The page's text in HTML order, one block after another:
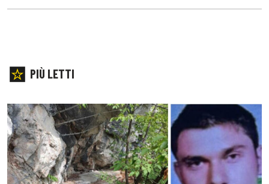
PIÙ LETTI